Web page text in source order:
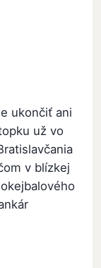
ukončiť ani
už vo
v blízkej